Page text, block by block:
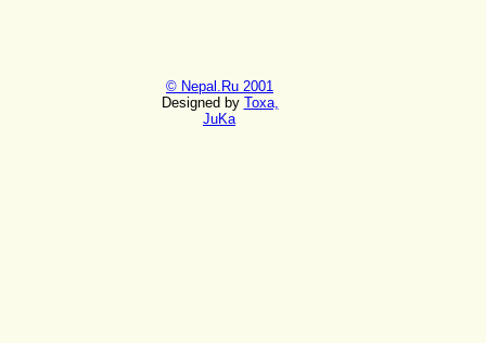
© Nepal.Ru 2001
Designed by Toxa,
JuKa